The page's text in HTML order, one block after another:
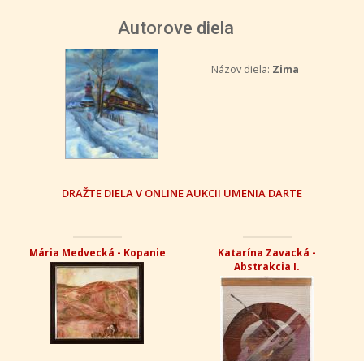
Autorove diela
Názov diela: Zima
DRAŽTE DIELA V ONLINE AUKCII UMENIA DARTE
Mária Medvecká - Kopanie
Katarína Zavacká -
Abstrakcia I.